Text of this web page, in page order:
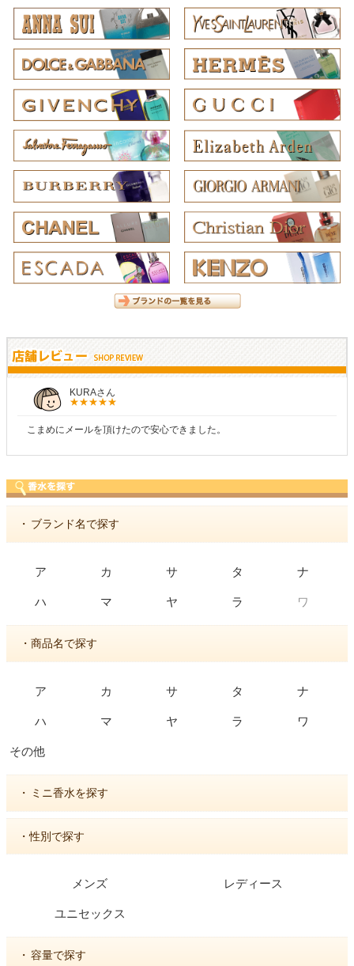
KURAさん
こまめにメールを頂けたので安心できました。
・ ブランド名で探す
ア カ サ タ ナ
ハ マ ヤ ラ ワ
・商品名で探す
ア カ サ タ ナ
ハ マ ヤ ラ ワ
その他
・ ミニ香水を探す
・性別で探す
メンズ レディース
ユニセックス
・ 容量で探す